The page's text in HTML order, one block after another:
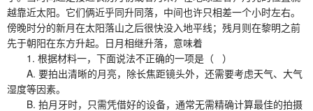
越靠近太阳。它们俩近乎同升同落，中间也许只相差一个小时左右。
傍晚时分的新月在太阳落山之后很快没入地平线；残月则在黎明之前
先于朝阳在东方升起。日月相继升落，意味着
1. 根据材料一，下面说法不正确的一项是（ ）
A. 要拍出清晰的月亮，除长焦距镜头外，还需要考虑天气、大气
湿度等因素。
B. 拍月牙时，只需凭借好的设备，通常无需精确计算最佳的拍摄